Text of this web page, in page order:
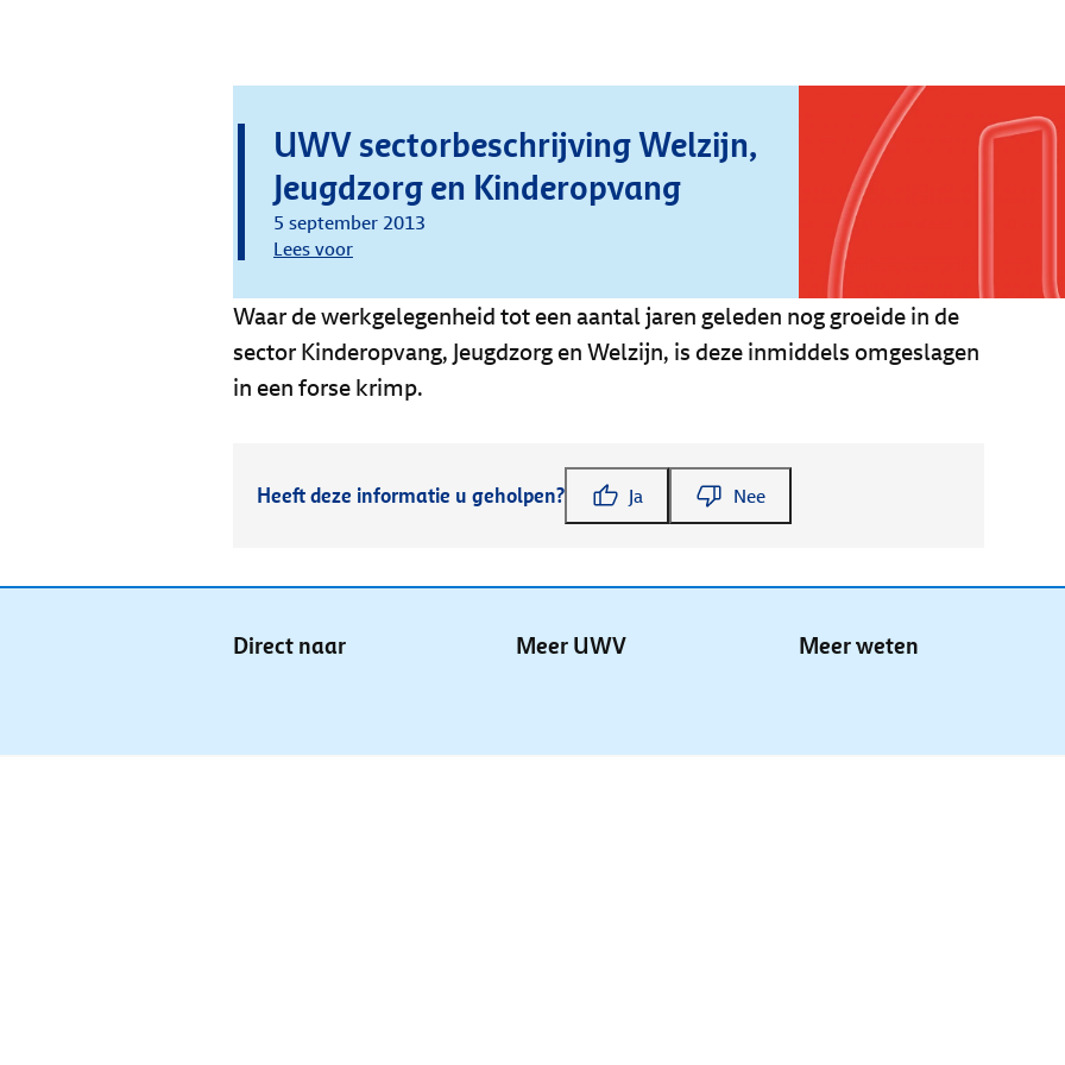
UWV sectorbeschrijving Welzijn,
Jeugdzorg en Kinderopvang
5 september 2013
Lees voor
Waar de werkgelegenheid tot een aantal jaren geleden nog groeide in de
sector Kinderopvang, Jeugdzorg en Welzijn, is deze inmiddels omgeslagen
in een forse krimp.
Heeft deze informatie u geholpen? Ja Nee
Direct naar Meer UWV Meer weten